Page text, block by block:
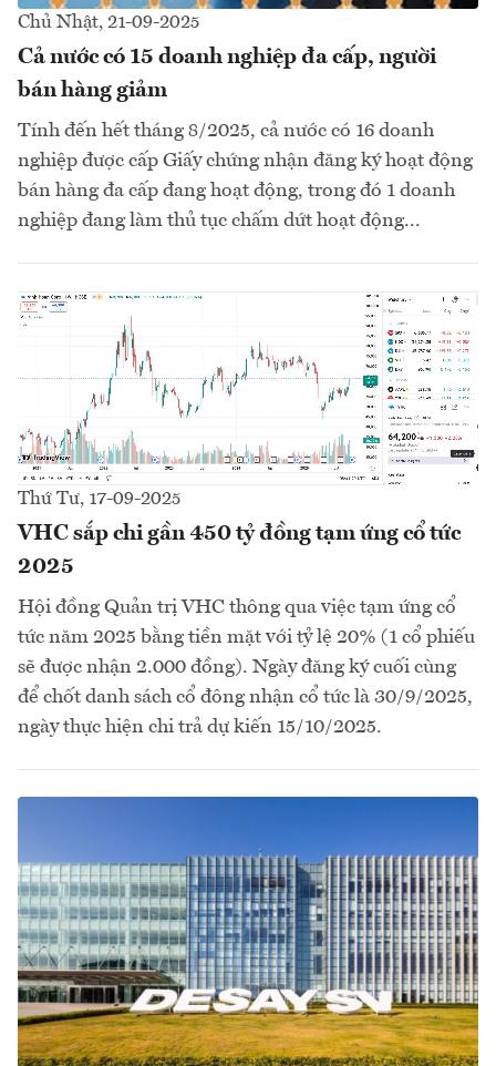
Chủ Nhật, 21-09-2025
Cả nước có 15 doanh nghiệp đa cấp, người
bán hàng giảm
Tính đến hết tháng 8/2025, cả nước có 16 doanh
nghiệp được cấp Giấy chứng nhận đăng ký hoạt động
bán hàng đa cấp đang hoạt động, trong đó 1 doanh
nghiệp đang làm thủ tục chấm dứt hoạt động...
Thứ Tư, 17-09-2025
VHC sắp chi gần 450 tỷ đồng tạm ứng cổ tức
2025
Hội đồng Quản trị VHC thông qua việc tạm ứng cổ
tức năm 2025 bằng tiền mặt với tỷ lệ 20% (1 cổ phiếu
sẽ được nhận 2.000 đồng). Ngày đăng ký cuối cùng
để chốt danh sách cổ đông nhận cổ tức là 30/9/2025,
ngày thực hiện chi trả dự kiến 15/10/2025.